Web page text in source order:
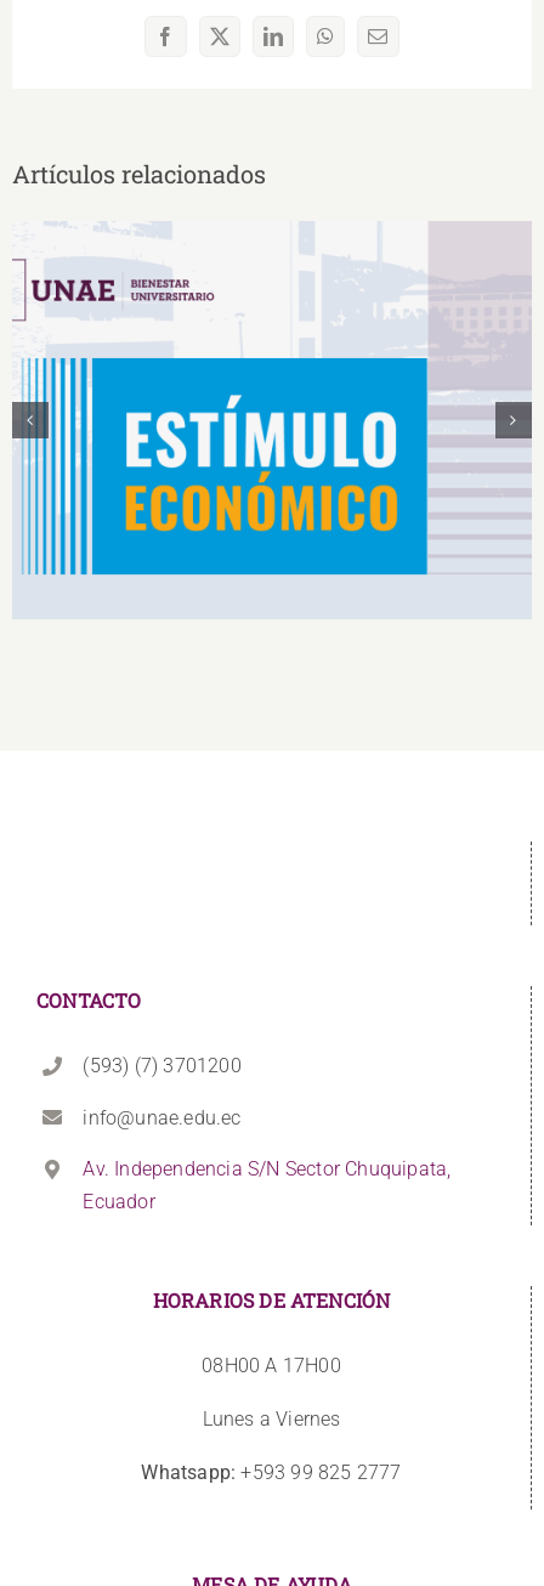
Facebook
X LinkedInWhatsAppCorreo
Artículos relacionados
Estímulos Económicos para Deportistas de Alto
Rendimiento IS2026
CONTACTO
(593) (7) 3701200
info@unae.edu.ec
Av. Independencia S/N Sector Chuquipata,
Ecuador
HORARIOS DE ATENCIÓN
08H00 A 17H00
Lunes a Viernes
Whatsapp: +593 99 825 2777